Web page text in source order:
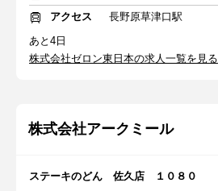
アクセス
長野原草津口駅
あと4日
株式会社ゼロン東日本の求人一覧を見る
株式会社アークミール
ステーキのどん 佐久店 １０８０